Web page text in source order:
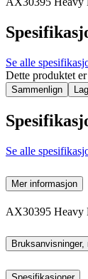
Se alle
Dette produktet
Sammenlign
Se alle
Mer informasjon
AX30395 Heavy